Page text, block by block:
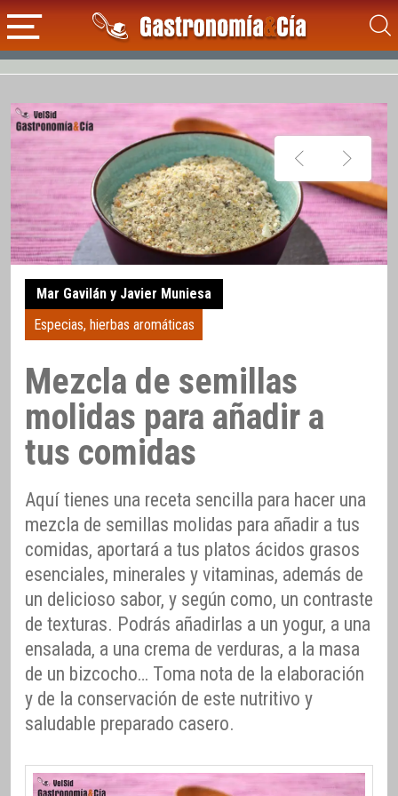
Mar Gavilán y Javier Muniesa
Especias, hierbas aromáticas
Mezcla de semillas
molidas para añadir a
tus comidas
Aquí tienes una receta sencilla para hacer una
mezcla de semillas molidas para añadir a tus
comidas, aportará a tus platos ácidos grasos
esenciales, minerales y vitaminas, además de
un delicioso sabor, y según como, un contraste
de texturas. Podrás añadirlas a un yogur, a una
ensalada, a una crema de verduras, a la masa
de un bizcocho… Toma nota de la elaboración
y de la conservación de este nutritivo y
saludable preparado casero.